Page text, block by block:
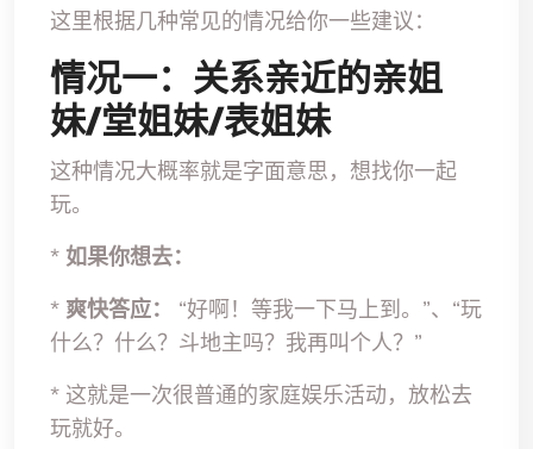
这里根据几种常见的情况给你一些建议：
情况一：关系亲近的亲姐
妹/堂姐妹/表姐妹
这种情况大概率就是字面意思，想找你一起
玩。
* 如果你想去：
* 爽快答应：
“好啊！等我一下马上到。”、“玩
什么？什么？斗地主吗？我再叫个人？”
* 这就是一次很普通的家庭娱乐活动，放松去
玩就好。